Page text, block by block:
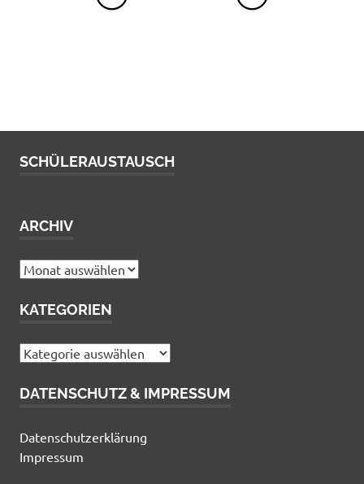
SCHÜLERAUSTAUSCH
ARCHIV
Archiv
KATEGORIEN
Kategorien
DATENSCHUTZ & IMPRESSUM
Datenschutzerklärung
Impressum